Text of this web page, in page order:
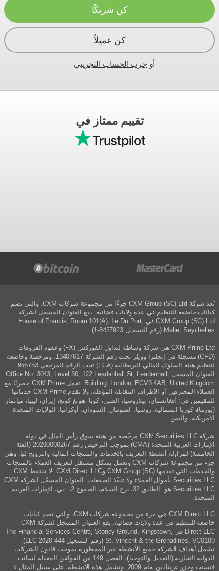
كن شريكًا
كن عميلاً
أو جرب الحساب التجريبي
تقييم ممتاز في
تُعد شركة CXM Group (SC) Ltd جزءًا من مجموعة شركات CXM، والتي تضم
كيانات خاضعة للتنظيم في عدة ولايات قضائية. يقع العنوان المسجل لشركة
CXM Group (SC) Ltd في House of Francis, Room 101(A), Ile Du Port,
Mahe, Seychelles (رقم التسجيل 8437923-1).
CXM Prime Ltd هي شركة وساطة لتداول الفوركس (FX) وعقود الفروقات
(CFD) مسجلة في إنجلترا وويلز تحت رقم الشركة 13407617، ومرخصة وخاضعة
لتنظيم هيئة السلوك المالي البريطانية (FCA) تحت الرقم المرجعي 966753.
العنوان المسجل: Office No. 3043, Level 30, 122 Leadenhall St, Leadenhall
Building, London, ECV3 4AB, United Kingdom. تعمل CXM Prime حصريًا مع
العملاء المحترفين أو الأطراف المقابلة المؤهلة. ولا تقدم CXM Prime خدماتها
للمقيمين في: أفغانستان، بيلاروسيا، الصين، كوبا، هونغ كونغ، إيران، ليبيا، ميانمار
(بورما)، كوريا الشمالية، روسيا، الصومال، السودان، أوكرانيا، الولايات المتحدة
الأمريكية، واليمن.
شركة CXM Securities LLC مرخّصة من هيئة سوق رأس المال في دولة
الإمارات العربية المتحدة (CMA) بموجب الترخيص رقم 20200000267 (الفئة
الخامسة) لمزاولة أنشطة التعريف بالخدمات والمنتجات المالية والترويج لها. وهي
جزء من مجموعة شركات CXM وتعمل بشكل مستقل لتعريف العملاء بالمنتجات
والخدمات التي تقدمها CXM Group (SC) وCXM Direct LLC. لا تحتفظ CXM
Securities LLC بأموال العملاء ولا تنفّذ الصفقات. العنوان المسجّل لشركة CXM
Securities LLC هو: الطابق 32، برج السلام، الصفوح 2، دبي، الإمارات العربية
المتحدة.
CXM Direct LLC هي جزء من مجموعة شركات CXM، والتي تضم كيانات
خاضعة للتنظيم في عدة ولايات قضائية. يقع العنوان المسجل لشركة CXM
Direct LLC في The Financial Services Centre, Stoney Ground, Kingstown,
St. Vincent & the Grenadines, VC0100 (رقم التسجيل 444 LLC 2020).
تشمل أهداف الشركة جميع الأنشطة غير المحظورة بموجب قانون الشركات
الدولية التجارية (التعديل والتوحيد)، الفصل 149 من القوانين المعدلة لسانت
فنسنت وجزر غرينادين لعام 2009. وتشمل هذه الأنشطة، على سبيل المثال لا